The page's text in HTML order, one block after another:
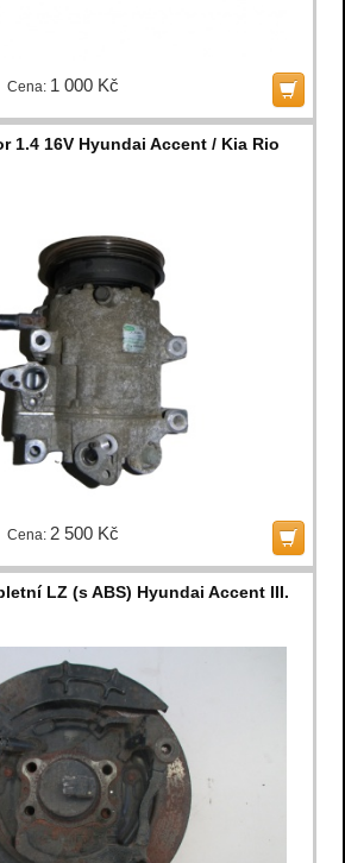
Cena: 1 000 Kč
1.4 16V Hyundai Accent / Kia Rio
Cena: 2 500 Kč
LZ (s ABS) Hyundai Accent III.